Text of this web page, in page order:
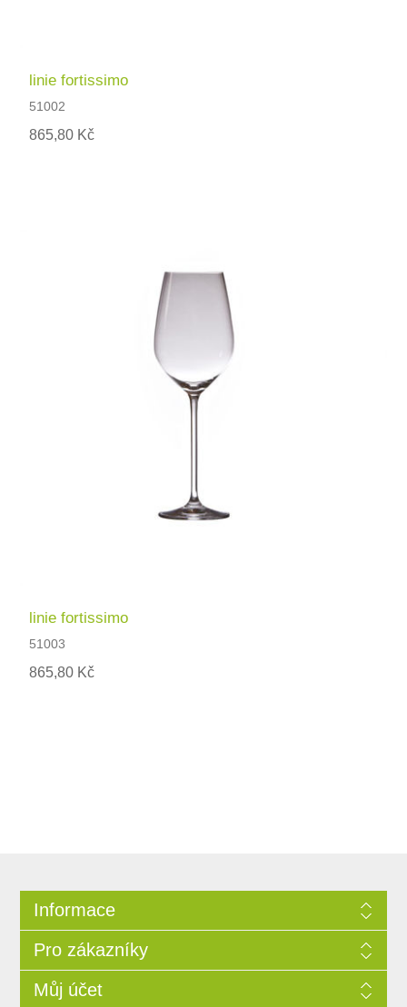
linie fortissimo
51002
865,80 Kč
linie fortissimo
51003
865,80 Kč
Informace
Pro zákazníky
Můj účet